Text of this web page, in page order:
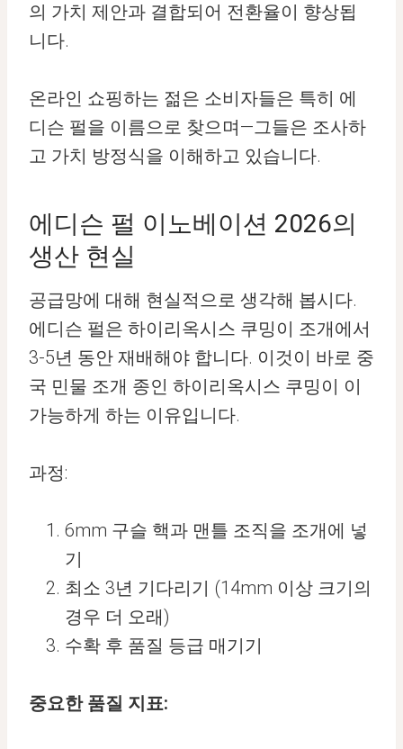
의 가치 제안과 결합되어 전환율이 향상됩
니다.
온라인 쇼핑하는 젊은 소비자들은 특히 에
디슨 펄을 이름으로 찾으며—그들은 조사하
고 가치 방정식을 이해하고 있습니다.
에디슨 펄 이노베이션 2026의
생산 현실
공급망에 대해 현실적으로 생각해 봅시다.
에디슨 펄은 하이리옥시스 쿠밍이 조개에서
3-5년 동안 재배해야 합니다. 이것이 바로 중
국 민물 조개 종인 하이리옥시스 쿠밍이 이
가능하게 하는 이유입니다.
과정:
6mm 구슬 핵과 맨틀 조직을 조개에 넣
기
최소 3년 기다리기 (14mm 이상 크기의
경우 더 오래)
수확 후 품질 등급 매기기
중요한 품질 지표: